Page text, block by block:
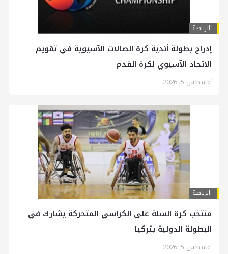
الرياضة
إدراج بطولة أندية كرة الصالات الآسيوية في تقويم
الاتحاد الآسيوي لكرة القدم
أغسطس 5, 2026
الرياضة
منتخب كرة السلة على الكراسي المتحركة يشارك في
البطولة الدولية بتركيا
أغسطس 5, 2026